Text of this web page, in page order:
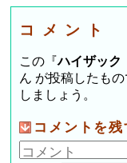
コメント
この『ハイザッ
ん が投稿したも
しましょう。
コメントを残